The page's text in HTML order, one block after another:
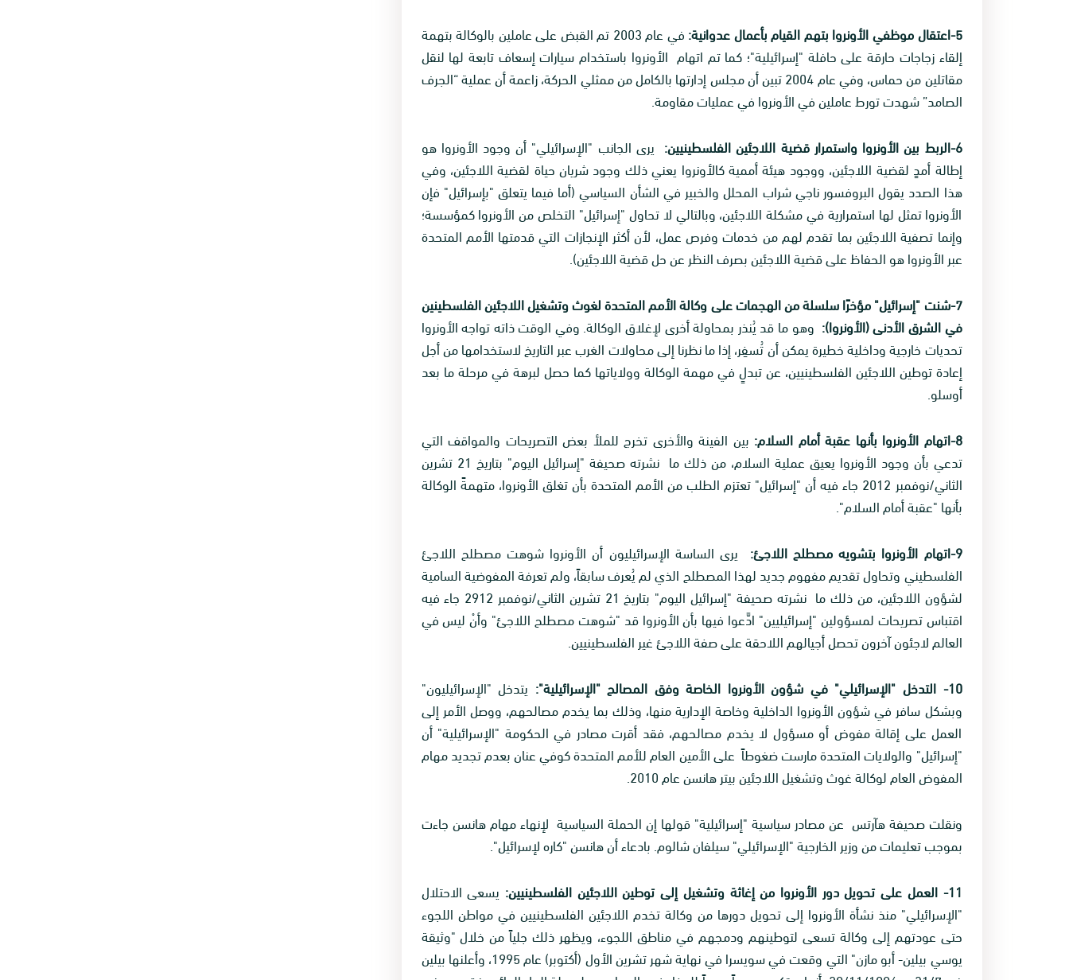
5-اعتقال موظفي الأونروا بتهم القيام بأعمال عدوانية:
في عام 2003 تم القبض على عاملين بالوكالة بتهمة
إلقاء زجاجات حارقة على حافلة "إسرائيلية"؛ كما تم اتهام الأونروا باستخدام سيارات إسعاف تابعة لها لنقل
مقاتلين من حماس، وفي عام 2004 تبين أن مجلس إدارتها بالكامل من ممثلي الحركة، زاعمة أن عملية “الجرف
الصامد” شهدت تورط عاملين في الأونروا في عمليات مقاومة.
6-الربط بين الأونروا واستمرار قضية اللاجئين الفلسطينيين:
يرى الجانب "الإسرائيلي" أن وجود الأونروا هو
إطالة أمدٍ لقضية اللاجئين، ووجود هيئة أممية كالأونروا يعني ذلك وجود شريان حياة لقضية اللاجئين، وفي
هذا الصدد يقول البروفسور ناجي شراب المحلل والخبير في الشأن السياسي (أما فيما يتعلق "بإسرائيل" فإن
الأونروا تمثل لها استمرارية في مشكلة اللاجئين، وبالتالي لا تحاول "إسرائيل" التخلص من الأونروا كمؤسسة؛
وإنما تصفية اللاجئين بما تقدم لهم من خدمات وفرص عمل، لأن أكثر الإنجازات التي قدمتها الأمم المتحدة
عبر الأونروا هو الحفاظ على قضية اللاجئين بصرف النظر عن حل قضية اللاجئين).
7-شنت "إسرائيل" مؤخرًا سلسلة من الهجمات على وكالة الأمم المتحدة لغوث وتشغيل اللاجئين الفلسطينين
في الشرق الأدنى (الأونروا): وهو ما قد يُنذر بمحاولة أخرى لإغلاق الوكالة. وفي الوقت ذاته تواجه الأونروا
تحديات خارجية وداخلية خطيرة يمكن أن تُسفِر، إذا ما نظرنا إلى محاولات الغرب عبر التاريخ لاستخدامها من أجل
إعادة توطين اللاجئين الفلسطينيين، عن تبدلٍ في مهمة الوكالة وولاياتها كما حصل لبرهة في مرحلة ما بعد
أوسلو.
8-اتهام الأونروا بأنها عقبة أمام السلام:
بين الفينة والأخرى تخرج للملأ بعض التصريحات والمواقف التي
تدعي بأن وجود الأونروا يعيق عملية السلام، من ذلك ما نشرته صحيفة "إسرائيل اليوم" بتاريخ 21 تشرين
الثاني/نوفمبر 2012 جاء فيه أن "إسرائيل" تعتزم الطلب من الأمم المتحدة بأن تغلق الأونروا، متهمةً الوكالة
بأنها "عقبة أمام السلام".
9-اتهام الأونروا بتشويه مصطلح اللاجئ:
يرى الساسة الإسرائيليون أن الأونروا شوهت مصطلح اللاجئ
الفلسطيني وتحاول تقديم مفهوم جديد لهذا المصطلح الذي لم يُعرف سابقاً، ولم تعرفة المفوضية السامية
لشؤون اللاجئين، من ذلك ما نشرته صحيفة "إسرائيل اليوم" بتاريخ 21 تشرين الثاني/نوفمبر 2912 جاء فيه
اقتباس تصريحات لمسؤولين "إسرائيليين" ادَّعوا فيها بأن الأونروا قد "شوهت مصطلح اللاجئ" وأنْ ليس في
العالم لاجئون آخرون تحصل أجيالهم اللاحقة على صفة اللاجئ غير الفلسطينيين.
10- التدخل "الإسرائيلي" في شؤون الأونروا الخاصة وفق المصالح "الإسرائيلية":
يتدخل "الإسرائيليون"
وبشكل سافر في شؤون الأونروا الداخلية وخاصة الإدارية منها، وذلك بما يخدم مصالحهم، ووصل الأمر إلى
العمل على إقالة مفوض أو مسؤول لا يخدم مصالحهم، فقد أقرت مصادر في الحكومة "الإسرائيلية" أن
"إسرائيل" والولايات المتحدة مارست ضغوطاً على الأمين العام للأمم المتحدة كوفي عنان بعدم تجديد مهام
المفوض العام لوكالة غوث وتشغيل اللاجئين بيتر هانسن عام 2010.
ونقلت صحيفة هآرتس عن مصادر سياسية "إسرائيلية" قولها إن الحملة السياسية لإنهاء مهام هانسن جاءت
بموجب تعليمات من وزير الخارجية "الإسرائيلي" سيلفان شالوم. بادعاء أن هانسن "كاره لإسرائيل".
11- العمل على تحويل دور الأونروا من إغاثة وتشغيل إلى توطين اللاجئين الفلسطينيين:
يسعى الاحتلال
"الإسرائيلي" منذ نشأة الأونروا إلى تحويل دورها من وكالة تخدم اللاجئين الفلسطينيين في مواطن اللجوء
حتى عودتهم إلى وكالة تسعى لتوطينهم ودمجهم في مناطق اللجوء، ويظهر ذلك جلياً من خلال "وثيقة
يوسي بيلين- أبو مازن" التي وقعت في سويسرا في نهاية شهر تشرين الأول (أكتوبر) عام 1995، وأعلنها بيلين